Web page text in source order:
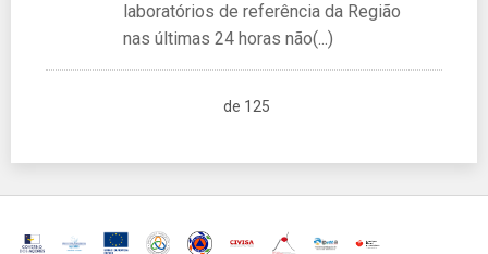
laboratórios de referência da Região
nas últimas 24 horas não(...)
de 125